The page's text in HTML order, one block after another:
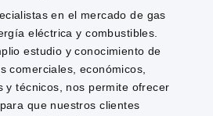
en el mercado de gas
eléctrica y combustibles.
estudio y conocimiento de
comerciales, económicos,
y técnicos, nos permite ofrecer
que nuestros clientes